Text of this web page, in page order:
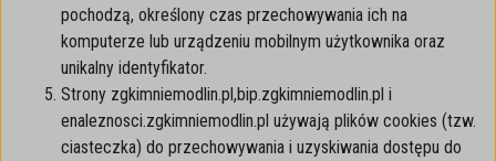
pochodzą, określony czas przechowywania ich na
komputerze lub urządzeniu mobilnym użytkownika oraz
unikalny identyfikator.
Strony zgkimniemodlin.pl,bip.zgkimniemodlin.pl i
enaleznosci.zgkimniemodlin.pl używają plików cookies (tzw.
ciasteczka) do przechowywania i uzyskiwania dostępu do